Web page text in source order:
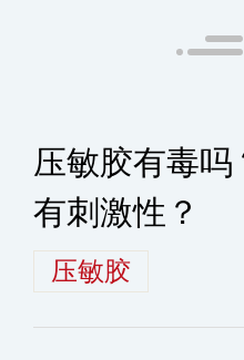
压敏胶有毒
有刺激性？
压敏胶